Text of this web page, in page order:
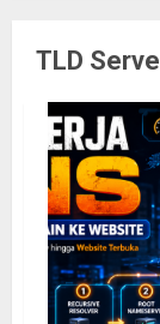
TLD